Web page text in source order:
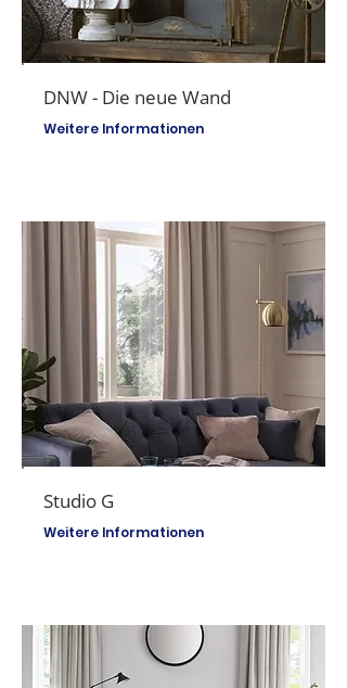
DNW - Die neue Wand
Weitere Informationen
Studio G
Weitere Informationen